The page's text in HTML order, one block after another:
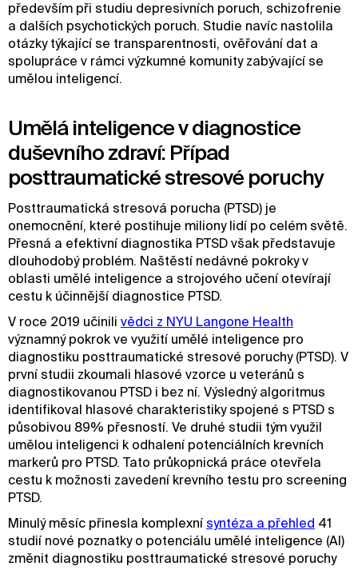
především při studiu depresivních poruch, schizofrenie
a dalších psychotických poruch. Studie navíc nastolila
otázky týkající se transparentnosti, ověřování dat a
spolupráce v rámci výzkumné komunity zabývající se
umělou inteligencí.
Umělá inteligence v diagnostice
duševního zdraví: Případ
posttraumatické stresové poruchy
Posttraumatická stresová porucha (PTSD) je
onemocnění, které postihuje miliony lidí po celém světě.
Přesná a efektivní diagnostika PTSD však představuje
dlouhodobý problém. Naštěstí nedávné pokroky v
oblasti umělé inteligence a strojového učení otevírají
cestu k účinnější diagnostice PTSD.
V roce 2019 učinili vědci z NYU Langone Health
významný pokrok ve využití umělé inteligence pro
diagnostiku posttraumatické stresové poruchy (PTSD). V
první studii zkoumali hlasové vzorce u veteránů s
diagnostikovanou PTSD i bez ní. Výsledný algoritmus
identifikoval hlasové charakteristiky spojené s PTSD s
působivou 89% přesností. Ve druhé studii tým využil
umělou inteligenci k odhalení potenciálních krevních
markerů pro PTSD. Tato průkopnická práce otevřela
cestu k možnosti zavedení krevního testu pro screening
PTSD.
Minulý měsíc přinesla komplexní syntéza a přehled 41
studií nové poznatky o potenciálu umělé inteligence (AI)
změnit diagnostiku posttraumatické stresové poruchy